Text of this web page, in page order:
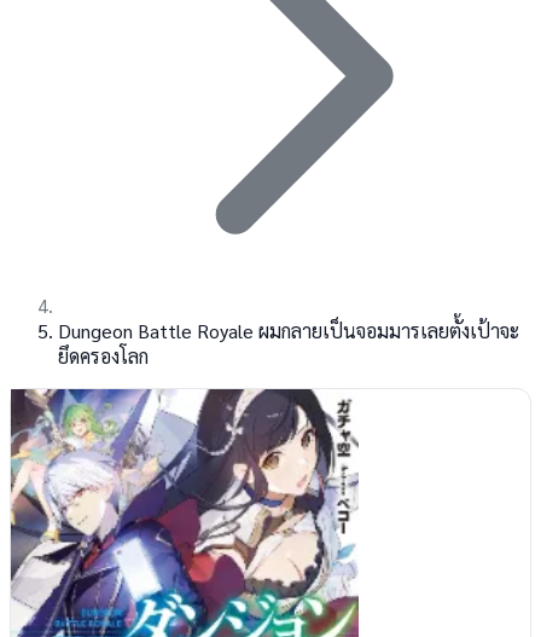
Dungeon Battle Royale ผมกลายเป็นจอมมารเลยตั้งเป้าจะ
ยึดครองโลก